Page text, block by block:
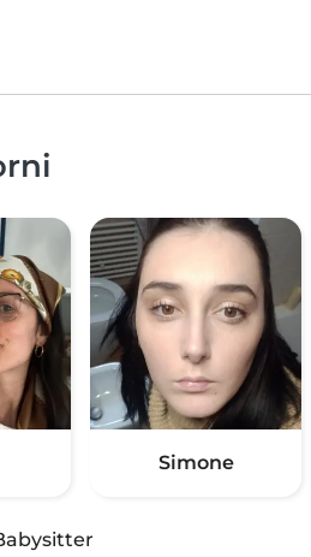
Simone